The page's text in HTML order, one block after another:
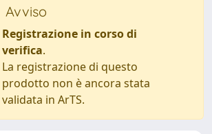
Avviso
Registrazione in corso di
verifica.
La registrazione di questo
prodotto non è ancora stata
validata in ArTS.